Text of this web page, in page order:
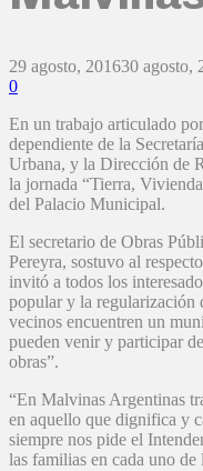
29 agosto, 201630 agosto,
0
En un trabajo articulado
dependiente de la
Urbana, y la Dirección de
la jornada “Tierra,
del Palacio Municipal.
El secretario de Obras
Pereyra, sostuvo al
invitó a todos los
popular y la regularización
vecinos encuentren un
pueden venir y participar
obras”.
“En Malvinas Argentinas
en aquello que dignifica y
siempre nos pide el
las familias en cada uno